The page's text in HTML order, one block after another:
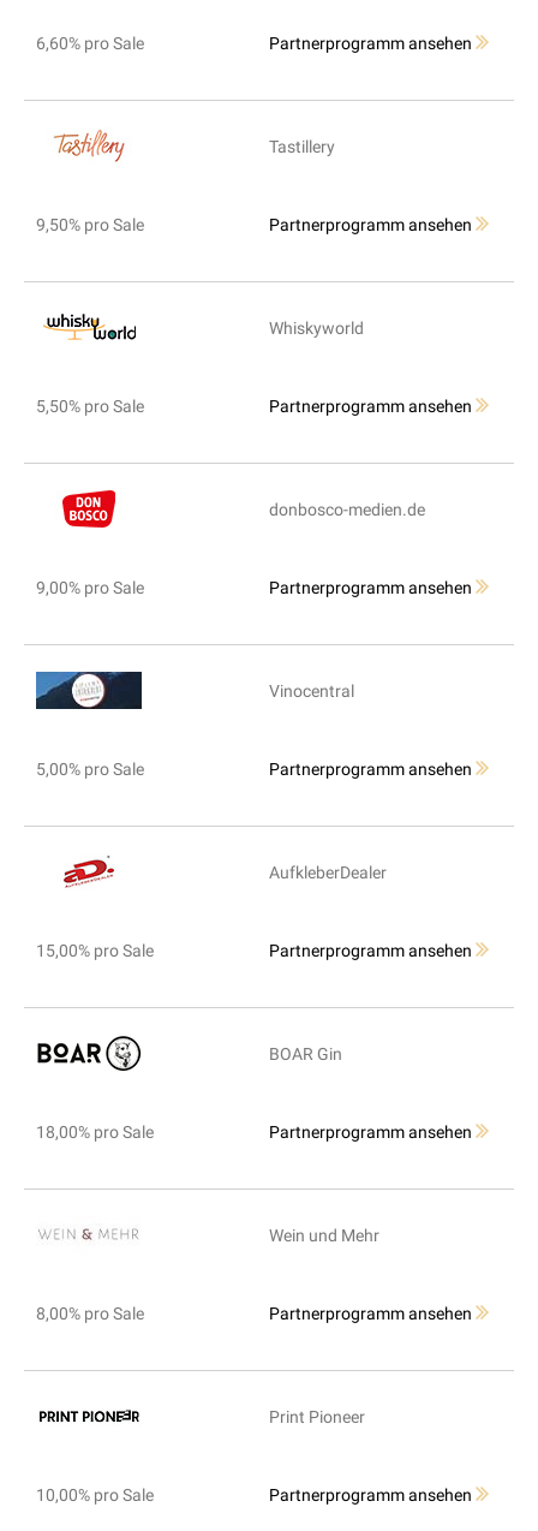
6,60% pro Sale Partnerprogramm ansehen
Tastillery
9,50% pro Sale Partnerprogramm ansehen
Whiskyworld
5,50% pro Sale Partnerprogramm ansehen
donbosco-medien.de
9,00% pro Sale Partnerprogramm ansehen
Vinocentral
5,00% pro Sale Partnerprogramm ansehen
AufkleberDealer
15,00% pro Sale Partnerprogramm ansehen
BOAR Gin
18,00% pro Sale Partnerprogramm ansehen
Wein und Mehr
8,00% pro Sale Partnerprogramm ansehen
Print Pioneer
10,00% pro Sale Partnerprogramm ansehen